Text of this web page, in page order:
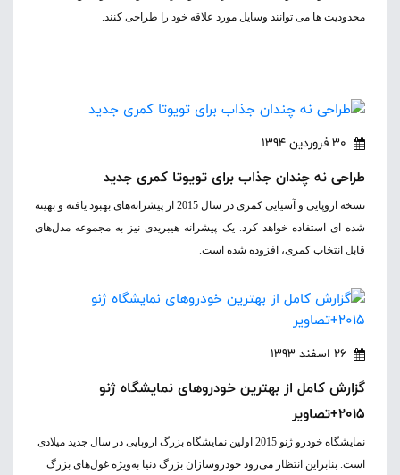
محدودیت ها می توانند وسایل مورد علاقه خود را طراحی کنند.
30 فروردین 1394
طراحی نه چندان جذاب برای تویوتا کمری جدید
نسخه اروپایی و آسیایی کمری در سال 2015 از پیشرانه‌های بهبود یافته و بهینه
شده ای استفاده خواهد کرد. یک پیشرانه هیبریدی نیز به مجموعه مدل‌های
قابل انتخاب کمری، افزوده شده است.
26 اسفند 1393
گزارش کامل از بهترین خودروهای نمایشگاه ژنو
2015+تصاویر
نمایشگاه خودرو ژنو 2015 اولین نمایشگاه بزرگ اروپایی در سال جدید میلادی
است. بنابراین انتظار می‌رود خودروسازان بزرگ دنیا به‌ویژه غول‌های بزرگ